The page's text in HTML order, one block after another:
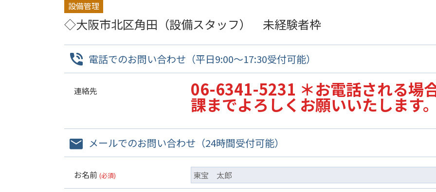
設備管理
◇大阪市北区角田（設備スタッフ） 未経験者枠
電話でのお問い合わせ（平日9:00～17:30受付可能）
連絡先 06-6341-5231 ＊お電話される場
課までよろしくお願いいたします
メールでのお問い合わせ（24時間受付可能）
お名前 (必須)